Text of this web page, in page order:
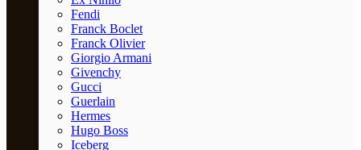
Fendi
Franck Boclet
Franck Olivier
Giorgio Armani
Givenchy
Gucci
Guerlain
Hermes
Hugo Boss
Iceberg